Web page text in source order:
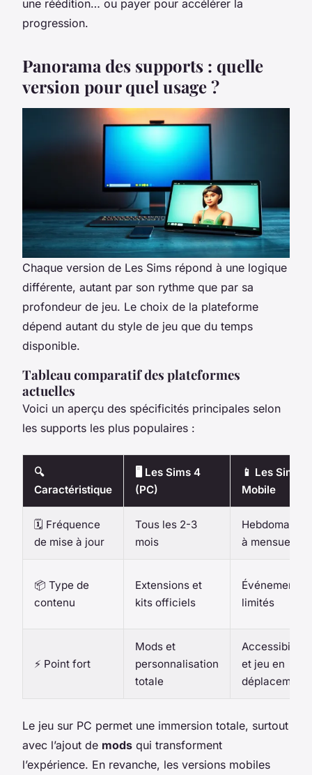
une réédition… ou payer pour accélérer la
progression.
Panorama des supports : quelle
version pour quel usage ?
Chaque version de Les Sims répond à une logique
différente, autant par son rythme que par sa
profondeur de jeu. Le choix de la plateforme
dépend autant du style de jeu que du temps
disponible.
Tableau comparatif des plateformes
actuelles
Voici un aperçu des spécificités principales selon
les supports les plus populaires :
🔍
Caractéristique
🖥️ Les Sims 4
(PC)
📱 Les Sims
Mobile
🗓️ Fréquence
de mise à jour
Tous les 2-3
mois
à mensuel
📦 Type de
contenu
Extensions et
kits officiels
Événements
limités
⚡ Point fort
Mods et
personnalisation
totale
Accessibilité
et jeu en
déplacement
Le jeu sur PC permet une immersion totale, surtout
avec l’ajout de mods qui transforment
l’expérience. En revanche, les versions mobiles